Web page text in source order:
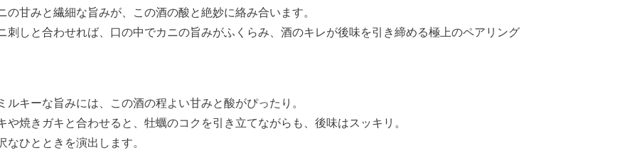
の甘みと繊細な旨みが、この酒の酸と絶妙に絡み合います。
刺しと合わせれば、口の中でカニの旨みがふくらみ、酒のキレが後味を引き締める極上のペアリング
ルキーな旨みには、この酒の程よい甘みと酸がぴったり。
や焼きガキと合わせると、牡蠣のコクを引き立てながらも、後味はスッキリ。
なひとときを演出します。